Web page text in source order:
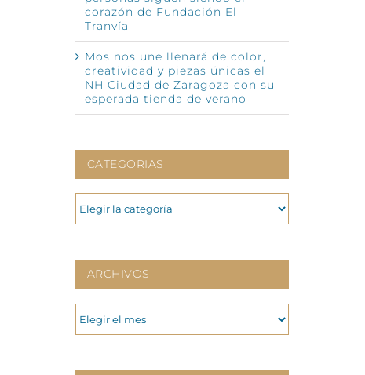
corazón de Fundación El
Tranvía
Mos nos une llenará de color,
creatividad y piezas únicas el
NH Ciudad de Zaragoza con su
esperada tienda de verano
CATEGORIAS
CATEGORIAS
ARCHIVOS
ARCHIVOS